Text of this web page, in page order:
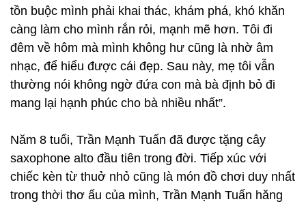
tồn buộc mình phải khai thác, khám phá, khó khăn
càng làm cho mình rắn rỏi, mạnh mẽ hơn. Tôi đi
đêm về hôm mà mình không hư cũng là nhờ âm
nhạc, để hiểu được cái đẹp. Sau này, mẹ tôi vẫn
thường nói không ngờ đứa con mà bà định bỏ đi
mang lại hạnh phúc cho bà nhiều nhất”.
Năm 8 tuổi, Trần Mạnh Tuấn đã được tặng cây
saxophone alto đầu tiên trong đời. Tiếp xúc với
chiếc kèn từ thuở nhỏ cũng là món đồ chơi duy nhất
trong thời thơ ấu của mình, Trần Mạnh Tuấn hăng